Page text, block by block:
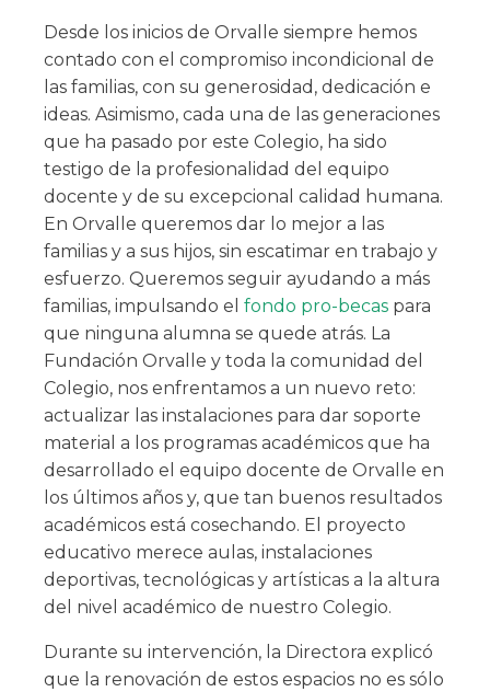
Desde los inicios de Orvalle siempre hemos
contado con el compromiso incondicional de
las familias, con su generosidad, dedicación e
ideas. Asimismo, cada una de las generaciones
que ha pasado por este Colegio, ha sido
testigo de la profesionalidad del equipo
docente y de su excepcional calidad humana.
En Orvalle queremos dar lo mejor a las
familias y a sus hijos, sin escatimar en trabajo y
esfuerzo. Queremos seguir ayudando a más
familias, impulsando el fondo pro-becas para
que ninguna alumna se quede atrás. La
Fundación Orvalle y toda la comunidad del
Colegio, nos enfrentamos a un nuevo reto:
actualizar las instalaciones para dar soporte
material a los programas académicos que ha
desarrollado el equipo docente de Orvalle en
los últimos años y, que tan buenos resultados
académicos está cosechando. El proyecto
educativo merece aulas, instalaciones
deportivas, tecnológicas y artísticas a la altura
del nivel académico de nuestro Colegio.
Durante su intervención, la Directora explicó
que la renovación de estos espacios no es sólo